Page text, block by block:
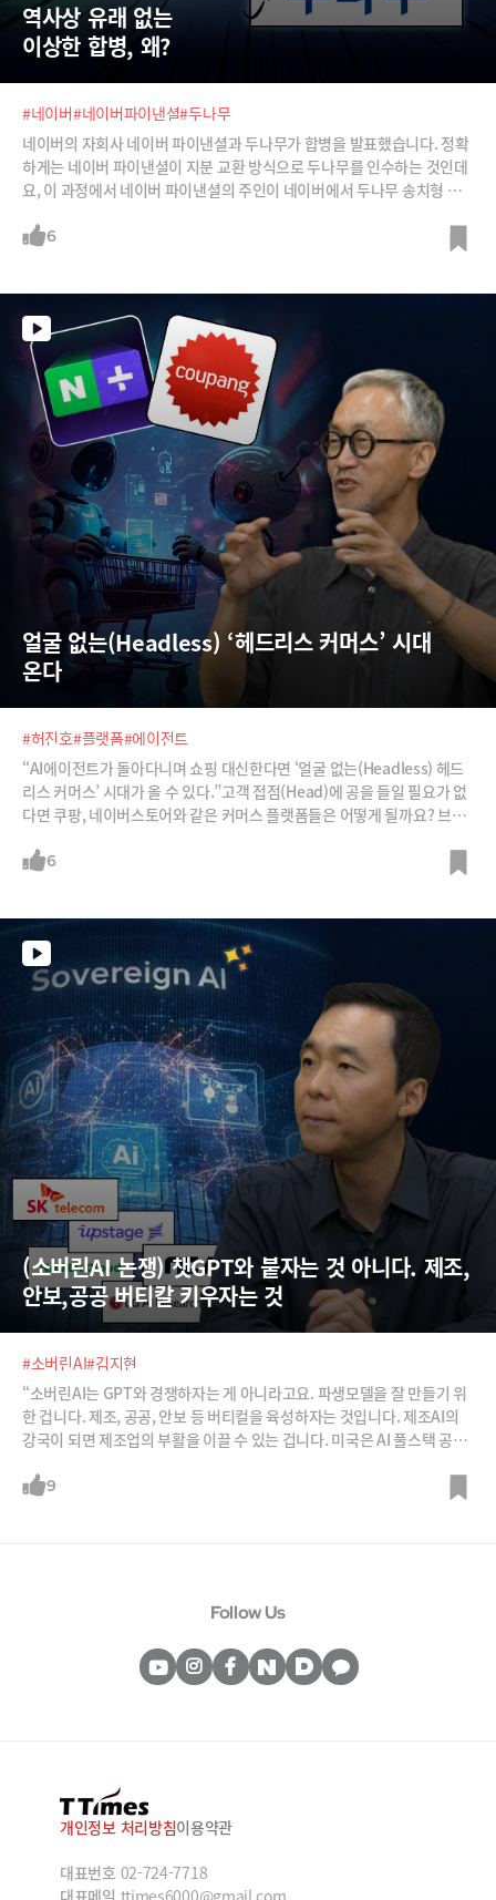
역사상 유래 없는
이상한 합병, 왜?
#네이버#네이버파이낸셜#두나무
네이버의 자회사 네이버 파이낸셜과 두나무가 합병을 발표했습니다. 정확
하게는 네이버 파이낸셜이 지분 교환 방식으로 두나무를 인수하는 것인데
요, 이 과정에서 네이버 파이낸셜의 주인이 네이버에서 두나무 송치형 의
가 회사를 운영하게 된다고 하는데요, 복잡다단한 세기의 빅딜을 이번주
6
얼굴 없는(Headless) ‘헤드리스 커머스’ 시대
온다
#허진호#플랫폼#에이전트
“AI에이전트가 돌아다니며 쇼핑 대신한다면 ‘얼굴 없는(Headless) 헤드
리스 커머스’ 시대가 올 수 있다.”고객 접점(Head)에 공을 들일 필요가 없
다면 쿠팡, 네이버스토어와 같은 커머스 플랫폼들은 어떻게 될까요? 브랜
다.※ 허진호 박사가 또 하나 던진 질문 : “몇 년안에 리니지 같은 게임을 누
6
(소버린AI 논쟁) 챗GPT와 붙자는 것 아니다. 제조,
안보,공공 버티칼 키우자는 것
#소버린AI#김지현
“소버린AI는 GPT와 경쟁하자는 게 아니라고요. 파생모델을 잘 만들기 위
한 겁니다. 제조, 공공, 안보 등 버티컬을 육성하자는 것입니다. 제조AI의
강국이 되면 제조업의 부활을 이끌 수 있는 겁니다. 미국은 AI 풀스택 공급
을 수 있잖아요. 한국이 제 목소리를 내고 있다고 보면 됩니다.” (김지현 S
들 사이 논란도 있습니다. 양쪽 의견을 들어봅니다. 이번 편은 김지현 SK경
9
Follow Us
개인정보 처리방침이용약관
대표번호 02-724-7718